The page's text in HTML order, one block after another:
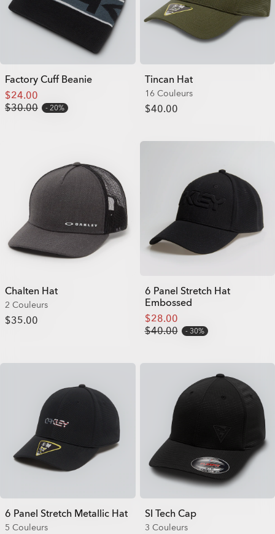
Factory Cuff Beanie
$24.00
$30.00
20%
Tincan Hat
16 Couleurs
$40.00
Chalten Hat
2 Couleurs
$35.00
6 Panel Stretch Hat
Embossed
$28.00
$40.00
30%
6 Panel Stretch Metallic Hat
5 Couleurs
SI Tech Cap
3 Couleurs